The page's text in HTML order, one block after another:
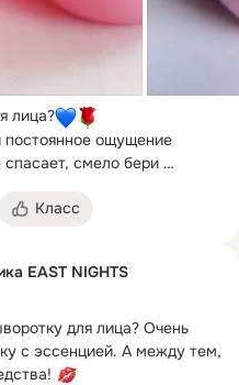
лица?
постоянное ощущение
спасает, смело бери
Класс
EAST NIGHTS
для лица? Очень
с эссенцией. А между тем,